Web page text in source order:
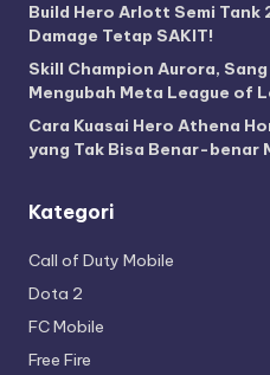
Build Hero Arlott Semi Tank
Damage Tetap SAKIT!
Skill Champion Aurora,
Mengubah Meta League of
Cara Kuasai Hero Athena
yang Tak Bisa Benar-benar
Kategori
Call of Duty Mobile
Dota 2
FC Mobile
Free Fire